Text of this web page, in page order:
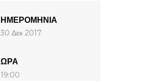
ΗΜΕΡΟΜΗΝΙΑ
30 Δεκ 2017
ΩΡΑ
19:00